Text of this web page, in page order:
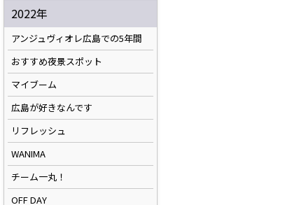
2022年
アンジュヴィオレ広島での5年間
おすすめ夜景スポット
マイブーム
広島が好きなんです
リフレッシュ
WANIMA
チーム一丸！
OFF DAY